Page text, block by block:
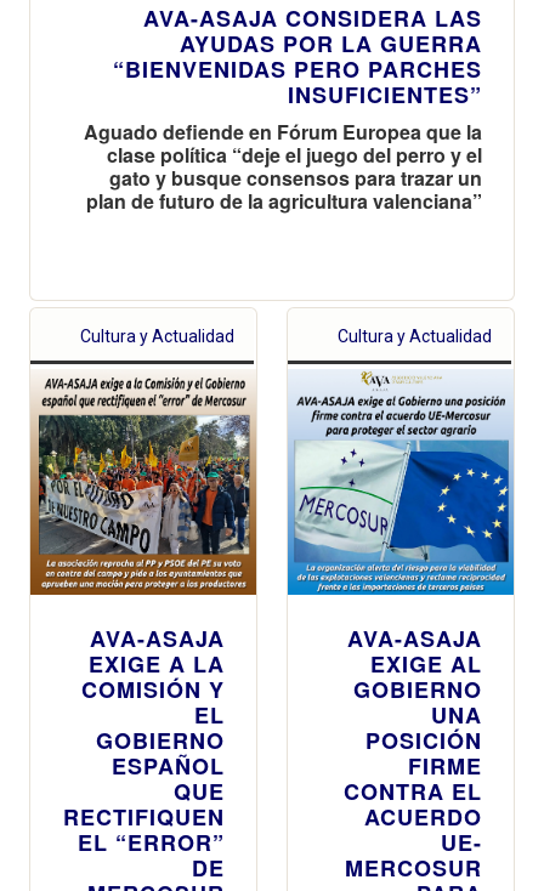
AVA-ASAJA CONSIDERA LAS
AYUDAS POR LA GUERRA
“BIENVENIDAS PERO PARCHES
INSUFICIENTES”
Aguado defiende en Fórum Europea que la
clase política “deje el juego del perro y el
gato y busque consensos para trazar un
plan de futuro de la agricultura valenciana”
Cultura y Actualidad
AVA-ASAJA
EXIGE A LA
COMISIÓN Y
EL
GOBIERNO
ESPAÑOL
QUE
RECTIFIQUEN
EL “ERROR”
DE
Cultura y Actualidad
AVA-ASAJA
EXIGE AL
GOBIERNO
UNA
POSICIÓN
FIRME
CONTRA EL
ACUERDO
UE-
MERCOSUR